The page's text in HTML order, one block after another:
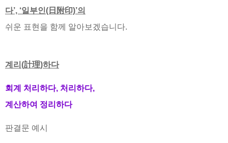
다’, ‘일부인(日附印)’의
쉬운 표현을 함께 알아보겠습니다.
계리(計理)하다
회계 처리하다, 처리하다,
계산하여 정리하다
판결문 예시